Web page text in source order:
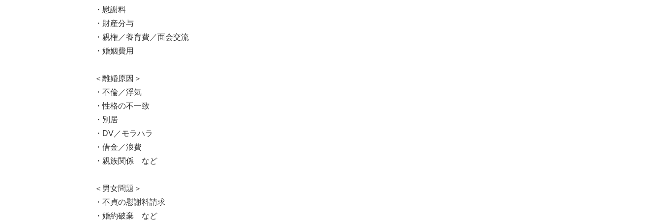
・慰謝料
・財産分与
・親権／養育費／面会交流
・婚姻費用
＜離婚原因＞
・不倫／浮気
・性格の不一致
・別居
・DV／モラハラ
・借金／浪費
・親族関係 など
＜男女問題＞
・不貞の慰謝料請求
・婚約破棄 など